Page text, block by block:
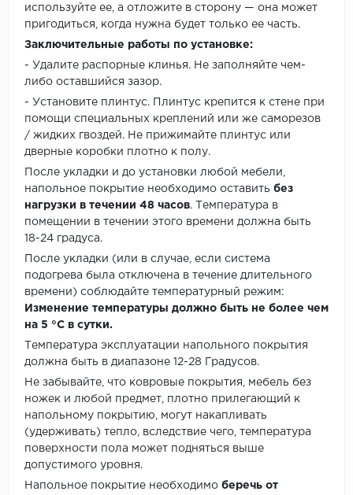
используйте ее, а отложите в сторону — она может
пригодиться, когда нужна будет только ее часть.
Заключительные работы по установке:
- Удалите распорные клинья. Не заполняйте чем-
либо оставшийся зазор.
- Установите плинтус. Плинтус крепится к стене при
помощи специальных креплений или же саморезов
/ жидких гвоздей. Не прижимайте плинтус или
дверные коробки плотно к полу.
После укладки и до установки любой мебели,
напольное покрытие необходимо оставить без
нагрузки в течении 48 часов. Температура в
помещении в течении этого времени должна быть
18-24 градуса.
После укладки (или в случае, если система
подогрева была отключена в течение длительного
времени) соблюдайте температурный режим:
Изменение температуры должно быть не более чем
на 5 °C в сутки.
Температура эксплуатации напольного покрытия
должна быть в диапазоне 12-28 Градусов.
Не забывайте, что ковровые покрытия, мебель без
ножек и любой предмет, плотно прилегающий к
напольному покрытию, могут накапливать
(удерживать) тепло, вследствие чего, температура
поверхности пола может подняться выше
допустимого уровня.
Напольное покрытие необходимо беречь от